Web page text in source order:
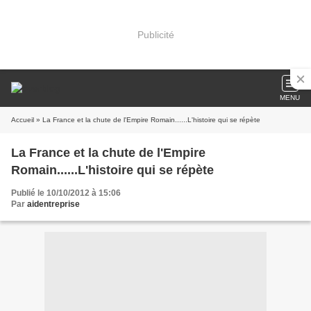
Publicité
MENU
Accueil » La France et la chute de l'Empire Romain......L'histoire qui se répète
La France et la chute de l'Empire
Romain......L'histoire qui se répète
Publié le 10/10/2012 à 15:06
Par aidentreprise